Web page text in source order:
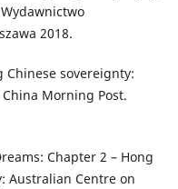
2018.
Chinese sovereignty:
Morning Post.
Chapter 2 – Hong
Australian Centre on